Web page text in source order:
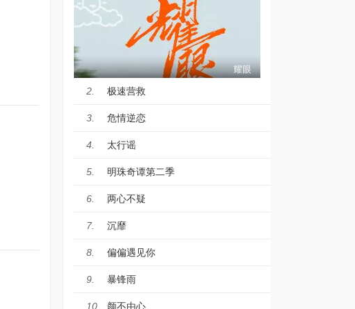
耀眼
2.
极速营救
3. 危情逆恋
4. 太行谣
5. 明珠奇谭第二季
6. 两心不疑
7. 沉靡
8. 偏偏遇见你
9. 暴锋雨
10. 颜不由心